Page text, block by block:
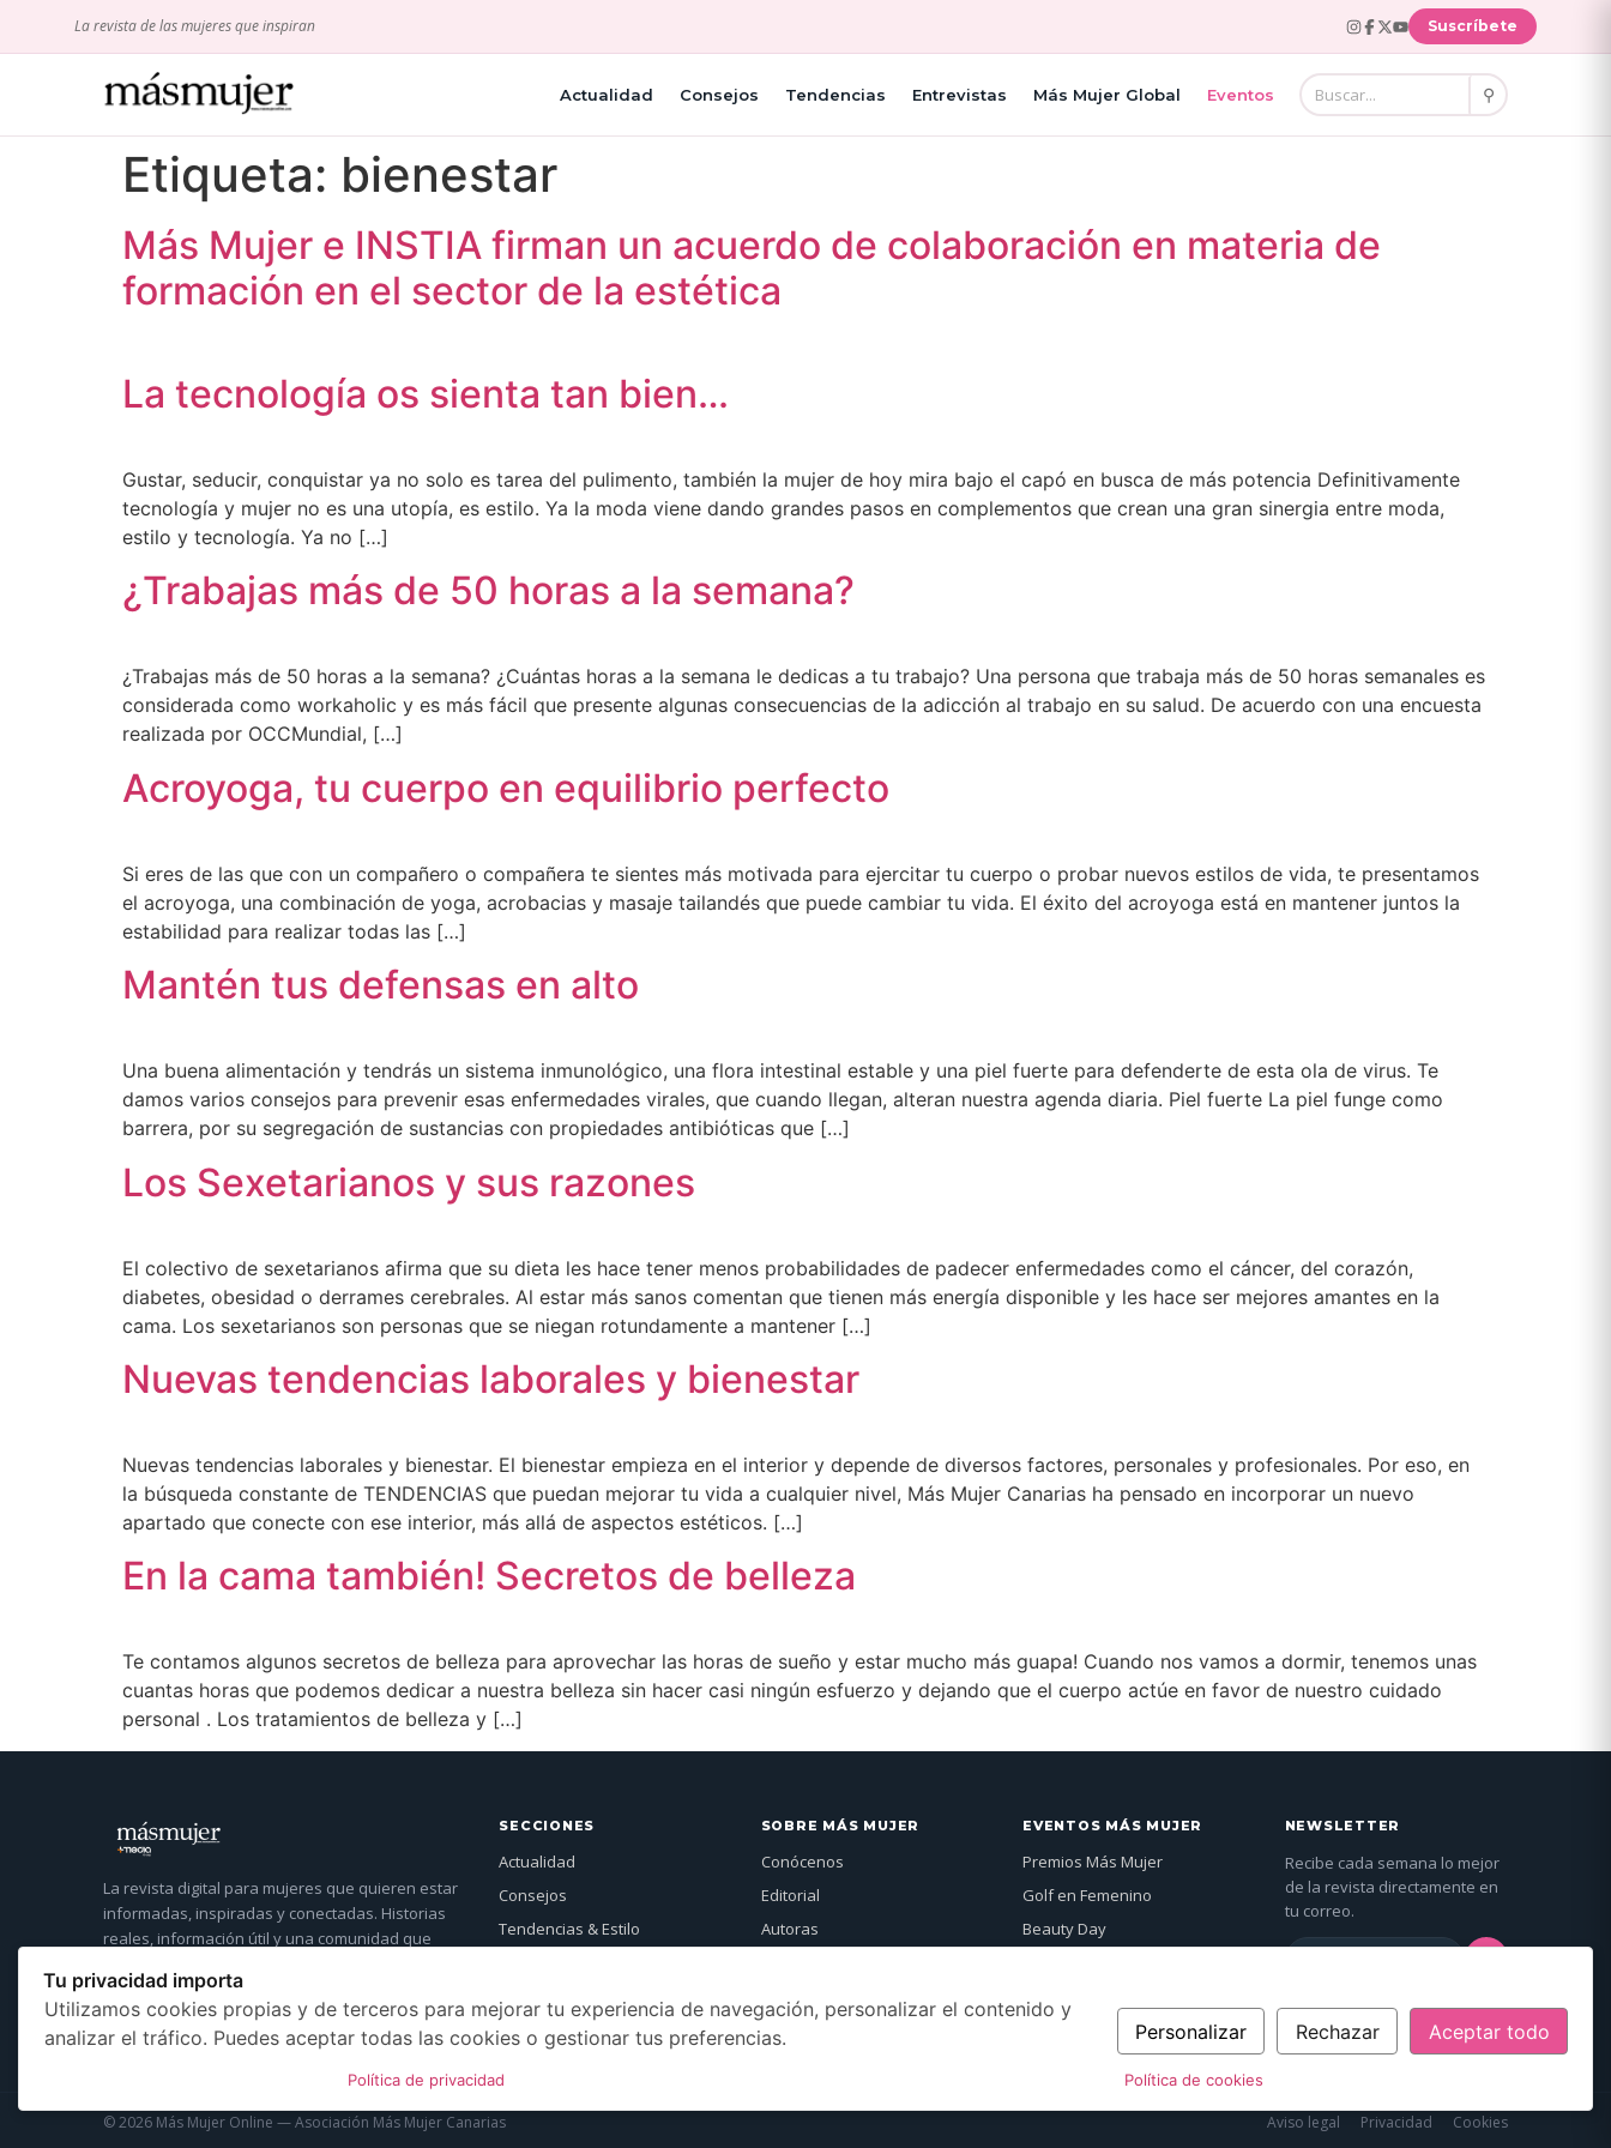
La revista de las mujeres que inspiran Suscríbete
Actualidad Consejos Tendencias Entrevistas Más Mujer Global Eventos ⚲
Etiqueta: bienestar
Más Mujer e INSTIA firman un acuerdo de colaboración en materia de
formación en el sector de la estética
La tecnología os sienta tan bien…
Gustar, seducir, conquistar ya no solo es tarea del pulimento, también la mujer de hoy mira bajo el capó en busca de más potencia Definitivamente
tecnología y mujer no es una utopía, es estilo. Ya la moda viene dando grandes pasos en complementos que crean una gran sinergia entre moda,
estilo y tecnología. Ya no […]
¿Trabajas más de 50 horas a la semana?
¿Trabajas más de 50 horas a la semana? ¿Cuántas horas a la semana le dedicas a tu trabajo? Una persona que trabaja más de 50 horas semanales es
considerada como workaholic y es más fácil que presente algunas consecuencias de la adicción al trabajo en su salud. De acuerdo con una encuesta
realizada por OCCMundial, […]
Acroyoga, tu cuerpo en equilibrio perfecto
Si eres de las que con un compañero o compañera te sientes más motivada para ejercitar tu cuerpo o probar nuevos estilos de vida, te presentamos
el acroyoga, una combinación de yoga, acrobacias y masaje tailandés que puede cambiar tu vida. El éxito del acroyoga está en mantener juntos la
estabilidad para realizar todas las […]
Mantén tus defensas en alto
Una buena alimentación y tendrás un sistema inmunológico, una flora intestinal estable y una piel fuerte para defenderte de esta ola de virus. Te
damos varios consejos para prevenir esas enfermedades virales, que cuando llegan, alteran nuestra agenda diaria. Piel fuerte La piel funge como
barrera, por su segregación de sustancias con propiedades antibióticas que […]
Los Sexetarianos y sus razones
El colectivo de sexetarianos afirma que su dieta les hace tener menos probabilidades de padecer enfermedades como el cáncer, del corazón,
diabetes, obesidad o derrames cerebrales. Al estar más sanos comentan que tienen más energía disponible y les hace ser mejores amantes en la
cama. Los sexetarianos son personas que se niegan rotundamente a mantener […]
Nuevas tendencias laborales y bienestar
Nuevas tendencias laborales y bienestar. El bienestar empieza en el interior y depende de diversos factores, personales y profesionales. Por eso, en
la búsqueda constante de TENDENCIAS que puedan mejorar tu vida a cualquier nivel, Más Mujer Canarias ha pensado en incorporar un nuevo
apartado que conecte con ese interior, más allá de aspectos estéticos. […]
En la cama también! Secretos de belleza
Te contamos algunos secretos de belleza para aprovechar las horas de sueño y estar mucho más guapa! Cuando nos vamos a dormir, tenemos unas
cuantas horas que podemos dedicar a nuestra belleza sin hacer casi ningún esfuerzo y dejando que el cuerpo actúe en favor de nuestro cuidado
personal . Los tratamientos de belleza y […]
La revista digital para mujeres que quieren estar
informadas, inspiradas y conectadas. Historias
reales, información útil y una comunidad que
SECCIONES
Actualidad
Consejos
Tendencias & Estilo
Eventos
SOBRE MÁS MUJER
Conócenos
Editorial
Autoras
Contacto
Revistas
EVENTOS MÁS MUJER
Premios Más Mujer
Golf en Femenino
Beauty Day
NEWSLETTER
Recibe cada semana lo mejor
de la revista directamente en
tu correo.
© 2026 Más Mujer Online — Asociación Más Mujer Canarias Aviso legal Privacidad Cookies
Tu privacidad importa
Utilizamos cookies propias y de terceros para mejorar tu experiencia de navegación, personalizar el contenido y
analizar el tráfico. Puedes aceptar todas las cookies o gestionar tus preferencias.
Personalizar Rechazar Aceptar todo
Política de privacidad Política de cookies